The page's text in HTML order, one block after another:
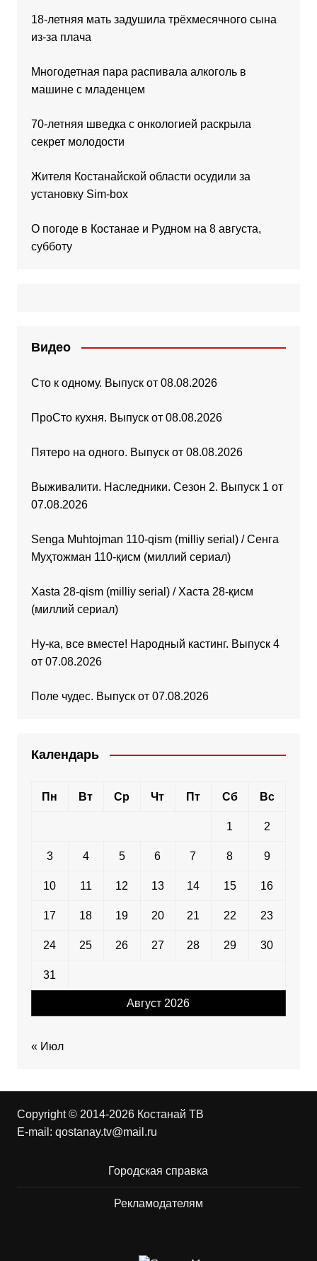
18-летняя мать задушила трёхмесячного сына
из-за плача
Многодетная пара распивала алкоголь в
машине с младенцем
70-летняя шведка с онкологией раскрыла
секрет молодости
Жителя Костанайской области осудили за
установку Sim-box
О погоде в Костанае и Рудном на 8 августа,
субботу
Видео
Сто к одному. Выпуск от 08.08.2026
ПроСто кухня. Выпуск от 08.08.2026
Пятеро на одного. Выпуск от 08.08.2026
Выживалити. Наследники. Сезон 2. Выпуск 1 от
07.08.2026
Senga Muhtojman 110-qism (milliy serial) / Сенга
Муҳтожман 110-қисм (миллий сериал)
Xasta 28-qism (milliy serial) / Хаста 28-қисм
(миллий сериал)
Ну-ка, все вместе! Народный кастинг. Выпуск 4
от 07.08.2026
Поле чудес. Выпуск от 07.08.2026
Календарь
Август 2026
Пн Вт Ср Чт Пт Сб Вс
1 2
3 4 5 6 7 8 9
10 11 12 13 14 15 16
17 18 19 20 21 22 23
24 25 26 27 28 29 30
31
« Июл
Copyright © 2014-2026 Костанай ТВ
E-mail: qostanay.tv@mail.ru
Городская справка
Рекламодателям